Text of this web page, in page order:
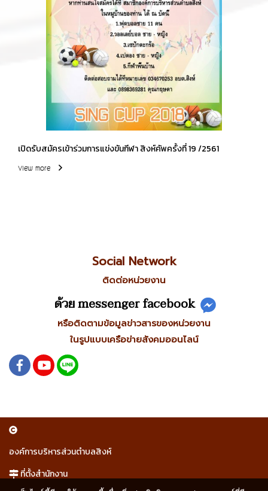
เปิดรับสมัครเข้าร่วมการแข่งขันกีฬา สิงห์คัพครั้งที่ 19 /2561
View more
Social Network
ติดต่อหน่วยงาน
ด้วย messenger facebook
หรือติดตามข้อมูลข่าวสารของหน่วยงาน
ในรูปแบบเครือข่ายสังคมออนไลน์
องค์การบริหารส่วนตำบลสิงห์
ที่ตั้งสำนักงาน